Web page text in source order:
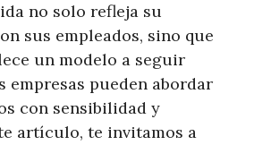
no solo refleja su
sus empleados, sino que
un modelo a seguir
empresas pueden abordar
con sensibilidad y
artículo, te invitamos a